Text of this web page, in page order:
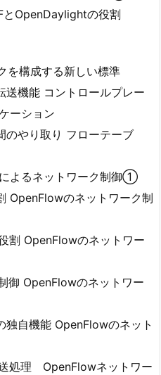
とOpenDaylightの役割
を構成する新しい標準
機能 コントロールプレー
ーション
のやり取り フローテーブ
よるネットワーク制御①
OpenFlowのネットワーク制
割 OpenFlowのネットワー
御 OpenFlowのネットワー
自機能 OpenFlowのネット
処理 OpenFlowネットワー